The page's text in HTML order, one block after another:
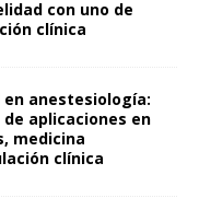
con uno de
clínica
anestesiología:
aplicaciones en
medicina
clínica